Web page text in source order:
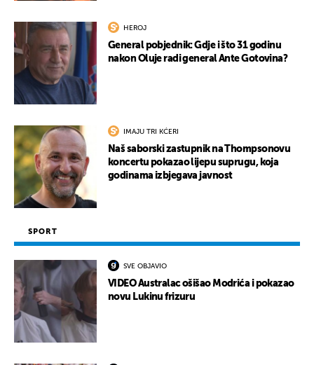
HEROJ
General pobjednik: Gdje i što 31 godinu
nakon Oluje radi general Ante Gotovina?
IMAJU TRI KĆERI
Naš saborski zastupnik na Thompsonovu
koncertu pokazao lijepu suprugu, koja
godinama izbjegava javnost
SPORT
SVE OBJAVIO
VIDEO Australac ošišao Modrića i pokazao
novu Lukinu frizuru